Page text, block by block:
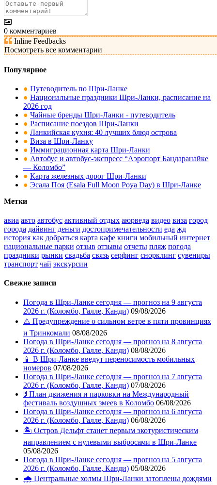
0 комментариев
Inline Feedbacks
Посмотреть все комментарии
Популярное
● Путеводитель по Шри-Ланке
● Национальные праздники Шри-Ланки, расписание на
2026 год
● Чайные бренды Шри-Ланки - путеводитель
● Расписание поездов Шри-Ланки
● Ланкийская кухня: 40 лучших блюд острова
● Виза в Шри-Ланку
● Иммиграционная карта Шри-Ланки
● Автобус и автобус-экспресс “Аэропорт Бандаранайке
— Коломбо”
● Карта железных дорог Шри-Ланки
● Эсала Поя (Esala Full Moon Poya Day) в Шри-Ланке
Метки
авиа авто автобус активный отдых аюрведа видео виза город
города дайвинг деньги достопримечательности еда жд
история как добраться карта кафе книги мобильный интернет
национальные парки отзыв отзывы отчеты пляж погода
праздники рынки свадьба связь серфинг снорклинг сувениры
транспорт чай экскурсии
Свежие записи
Погода в Шри-Ланке сегодня — прогноз на 9 августа
2026 г. (Коломбо, Галле, Канди) 09/08/2026
⚠️ Предупреждение о сильном ветре в пяти провинциях
и Тринкомали 08/08/2026
Погода в Шри-Ланке сегодня — прогноз на 8 августа
2026 г. (Коломбо, Галле, Канди) 08/08/2026
📱 В Шри-Ланке введут переносимость мобильных
номеров 07/08/2026
Погода в Шри-Ланке сегодня — прогноз на 7 августа
2026 г. (Коломбо, Галле, Канди) 07/08/2026
🚦 План движения и парковки на Международный
фестиваль воздушных змеев в Коломбо 06/08/2026
Погода в Шри-Ланке сегодня — прогноз на 6 августа
2026 г. (Коломбо, Галле, Канди) 06/08/2026
🏝️ Остров Дельфт станет первым экотуристическим
направлением с нулевыми выбросами в Шри-Ланке
05/08/2026
Погода в Шри-Ланке сегодня — прогноз на 5 августа
2026 г. (Коломбо, Галле, Канди) 05/08/2026
🌧️ Центральные холмы Шри-Ланки затоплены дождями